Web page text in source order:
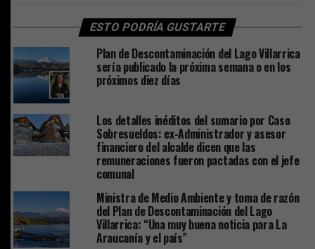
ESTO PODRÍA GUSTARTE
Plan de Descontaminación del Lago Villarrica
sería publicado la próxima semana o en los
próximos diez días
Los detalles inéditos del sumario por Caso
Sobresueldos: ex-Administrador y asesor
financiero del alcalde dicen que las
remuneraciones fueron pactadas con el jefe
comunal
Ministra de Medio Ambiente y toma de razón
del Plan de Descontaminación del Lago
Villarrica: “Una muy buena noticia para La
Araucanía y el país”